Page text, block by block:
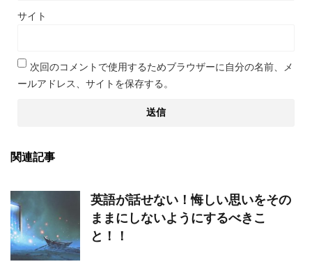
サイト
次回のコメントで使用するためブラウザーに自分の名前、メ
ールアドレス、サイトを保存する。
関連記事
英語が話せない！悔しい思いをその
ままにしないようにするべきこ
と！！